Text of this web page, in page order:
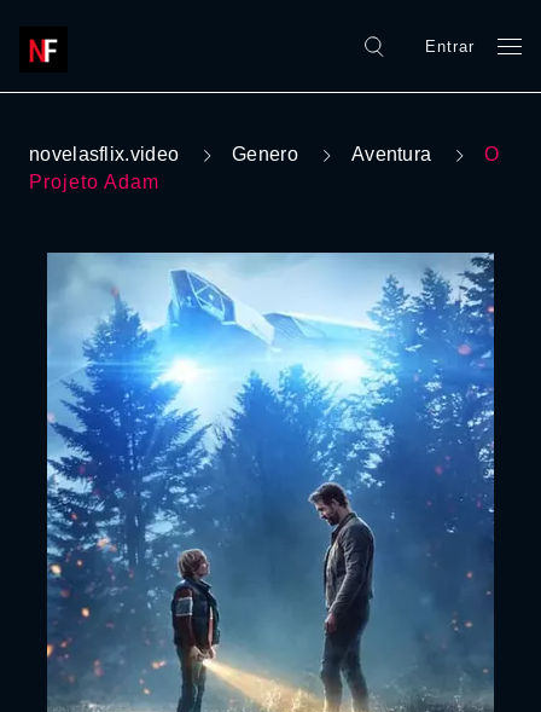
Entrar
novelasflix.video Genero Aventura
O
Projeto Adam